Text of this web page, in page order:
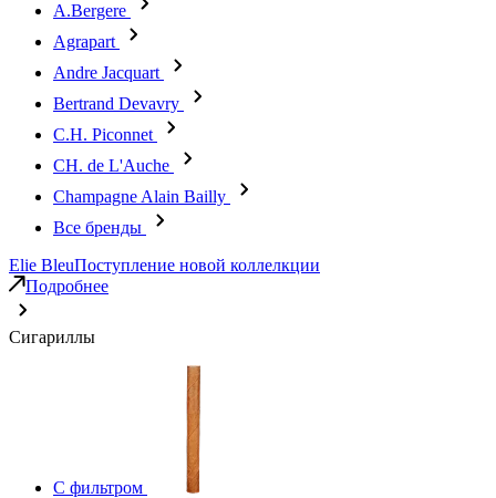
A.Bergere
Agrapart
Andre Jacquart
Bertrand Devavry
C.H. Piconnet
CH. de L'Auche
Champagne Alain Bailly
Все бренды
Elie BleuПоступление новой коллелкции
Подробнее
Сигариллы
С фильтром